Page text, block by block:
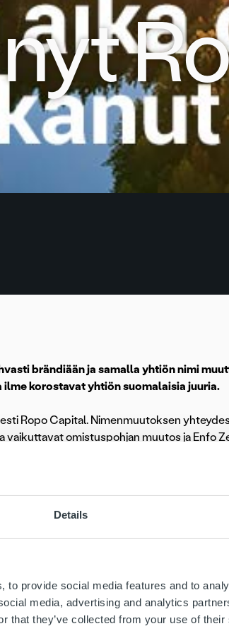
Details
to provide social media features and to
media, advertising and analytics
that they’ve collected from your use of
brändiään ja samalla yhtiön nimi
ilme korostavat yhtiön suomalaisia juuria.
Ropo Capital. Nimenmuutoksen
vaikuttavat omistuspohjan muutos ja Enfo
vahvistaa identiteettiämme
brändi sitoo Trust Kapital konserniin
pitkän harkinnan jälkeen. Nimi
identiteetin luomisessa mukana on ollut